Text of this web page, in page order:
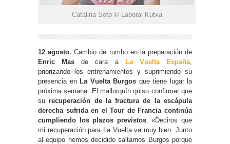
Catalina Soto © Laboral Kutxa
12 agosto. Cambio de rumbo en la preparación de
Enric Mas de cara a La Vuelta España,
priorizando los entrenamientos y suprimiendo su
presencia enLa Vuelta Burgos que tiene lugar la
próxima semana. El mallorquín quiso confirmar que
surecuperación de la fractura de la escápula
derecha sufrida en el Tour de Francia continúa
cumpliendo los plazos previstos. «Deciros que
mi recuperación para La Vuelta va muy bien. Junto
al equipo hemos decidido saltarnos Burgos porque